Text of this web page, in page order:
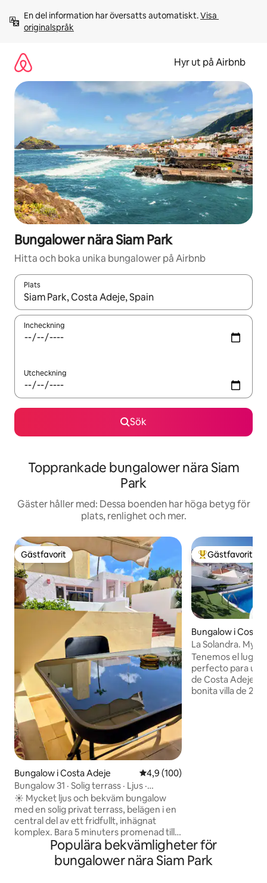
innehåll
En del information har översatts automatiskt. Visa
originalspråk
Hyr ut på Airbnb
Bungalower nära Siam Park
Hitta och boka unika bungalower på Airbnb
Plats
När resultaten är tillgängliga kan du navigera med upp- och
Incheckning
Utcheckning
Sök
Topprankade bungalower nära Siam
Park
Gäster håller med: Dessa boenden har höga betyg för
plats, renlighet och mer.
Gästfavorit
Gästfavorit
Bungalow i Costa Adeje 4,9 av 5 i genomsnittligt
4,9 (100)
Bungalow 31 · Solig terrass · Ljus ·
Centralt
☀️ Mycket ljus och bekväm bungalow
med en solig privat terrass, belägen i en
central del av ett fridfullt, inhägnat
komplex. Bara 5 minuters promenad till
stranden, med många restauranger och
barer i närheten. 🛏️ Njut av den unika
sängen på terrassen, perfekt för
Populär
Gästfavorit
Bungalow i Costa
La Solandra.
Tenemos el lugar
perfecto para
de Costa Adeje,
bonita villa de 2
Populära bekvämligheter för
bungalower nära Siam Park